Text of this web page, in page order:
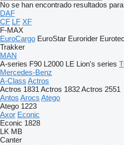
No se han encontrado resultados
DAF
CF LF XF
F-MAX
EuroCargo EuroStar Eurorider
Trakker
MAN
A-series F90 L2000 LE Lion's series
Mercedes-Benz
A-Class Actros
Actros 1831 Actros 1832Actros 2551
Antos Arocs Atego
Atego 1223
Axor Econic
Econic 1828
LK MB
Canter